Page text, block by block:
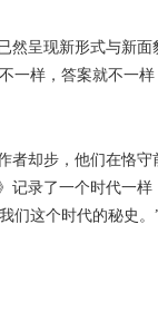
现新形式与新
样，答案就不一
步，他们在恪
录了一个时代一
们这个时代的秘史。